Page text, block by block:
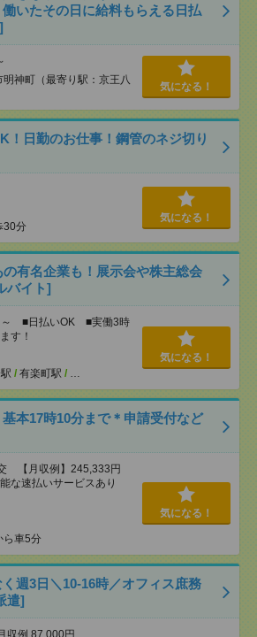
いたその日に給料もらえる日払
神町（最寄り駅：京王八
気になる！
！日勤のお仕事！鋼管のネジ切り
30分
気になる！
の有名企業も！展示会や株主総会
バイト]
～ ■日払いOK ■実働3時
す！
/ 有楽町駅 / …
気になる！
本17時10分まで＊申請受付など
【月収例】245,333円
な速払いサービスあり
ら車5分
気になる！
く週3日＼10-16時／オフィス庶務
遣]
例 87,000円